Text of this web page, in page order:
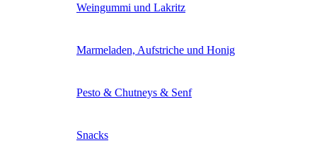
Weingummi und Lakritz
Marmeladen, Aufstriche und Honig
Pesto & Chutneys & Senf
Snacks